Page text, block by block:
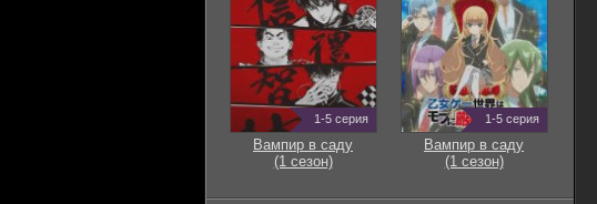
1-5 серия
Вампир в саду
(1 сезон)
1-5 серия
Вампир в саду
(1 сезон)